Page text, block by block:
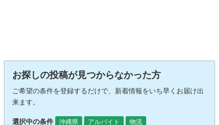
お探しの投稿が見つからなかった方
ご希望の条件を登録するだけで、新着情報をいち早くお届け出
来ます。
選択中の条件 沖縄県 アルバイト 物流